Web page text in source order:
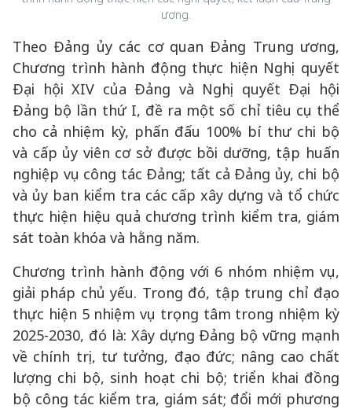
ương.
Theo Đảng ủy các cơ quan Đảng Trung ương,
Chương trình hành động thực hiện Nghị quyết
Đại hội XIV của Đảng và Nghị quyết Đại hội
Đảng bộ lần thứ I, đề ra một số chỉ tiêu cụ thể
cho cả nhiệm kỳ, phấn đấu 100% bí thư chi bộ
và cấp ủy viên cơ sở được bồi dưỡng, tập huấn
nghiệp vụ công tác Đảng; tất cả Đảng ủy, chi bộ
và ủy ban kiểm tra các cấp xây dựng và tổ chức
thực hiện hiệu quả chương trình kiểm tra, giám
sát toàn khóa và hằng năm.
Chương trình hành động với 6 nhóm nhiệm vụ,
giải pháp chủ yếu. Trong đó, tập trung chỉ đạo
thực hiện 5 nhiệm vụ trọng tâm trong nhiệm kỳ
2025-2030, đó là: Xây dựng Đảng bộ vững mạnh
về chính trị, tư tưởng, đạo đức; nâng cao chất
lượng chi bộ, sinh hoạt chi bộ; triển khai đồng
bộ công tác kiểm tra, giám sát; đổi mới phương